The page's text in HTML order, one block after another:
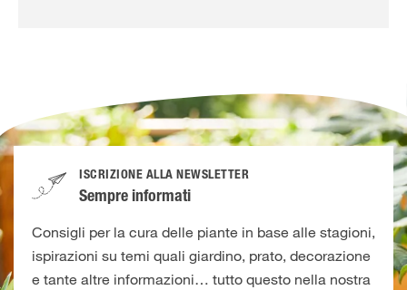
ISCRIZIONE ALLA NEWSLETTER
Sempre informati
Consigli per la cura delle piante in base alle stagioni,
ispirazioni su temi quali giardino, prato, decorazione
e tante altre informazioni… tutto questo nella nostra